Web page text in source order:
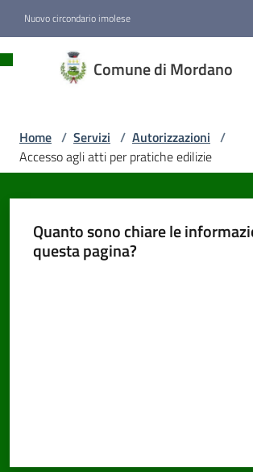
Nuovo circondario imolese
Comune di Mordano
di
Amministrazione
Servizi
Home / Servizi / Autorizzazioni /
Accesso agli atti per pratiche edilizie
Quanto sono chiare le
questa pagina?